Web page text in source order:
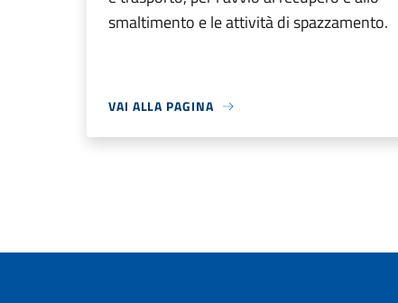
smaltimento e le attività di spazzamento.
VAI ALLA PAGINA